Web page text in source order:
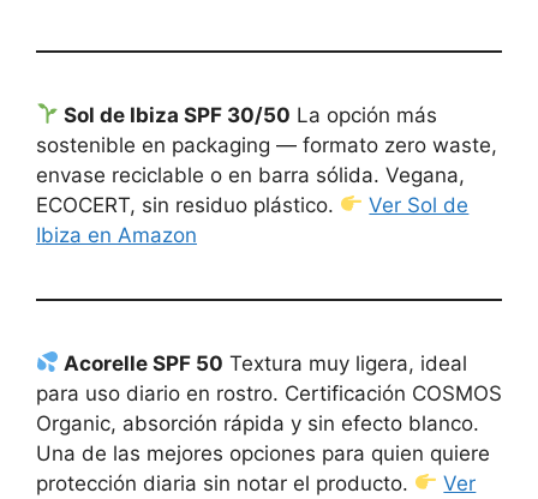
Sol de Ibiza SPF 30/50 La opción más
sostenible en packaging — formato zero waste,
envase reciclable o en barra sólida. Vegana,
ECOCERT, sin residuo plástico.
Ver Sol de
Ibiza en Amazon
Acorelle SPF 50 Textura muy ligera, ideal
para uso diario en rostro. Certificación COSMOS
Organic, absorción rápida y sin efecto blanco.
Una de las mejores opciones para quien quiere
protección diaria sin notar el producto.
Ver